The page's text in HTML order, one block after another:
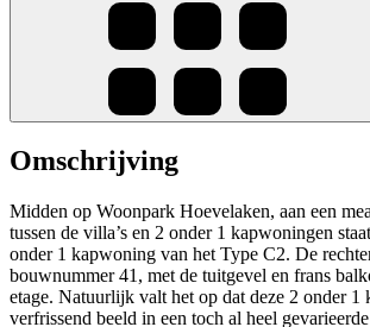
Omschrijving
Midden op Woonpark Hoevelaken, aan een
tussen de villa’s en 2 onder 1 kapwoningen
onder 1 kapwoning van het Type C2. De
bouwnummer 41, met de tuitgevel en frans
etage. Natuurlijk valt het op dat deze 2 onder 1
verfrissend beeld in een toch al heel